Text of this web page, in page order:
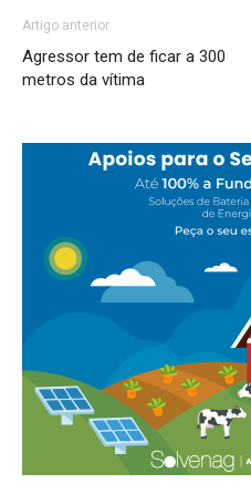
Artigo anterior
Agressor tem de ficar a 300
metros da vítima